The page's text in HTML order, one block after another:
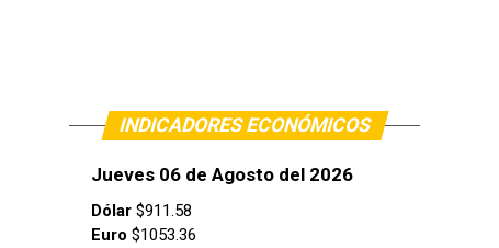
INDICADORES ECONÓMICOS
Jueves 06 de Agosto del 2026
Dólar $911.58
Euro $1053.36